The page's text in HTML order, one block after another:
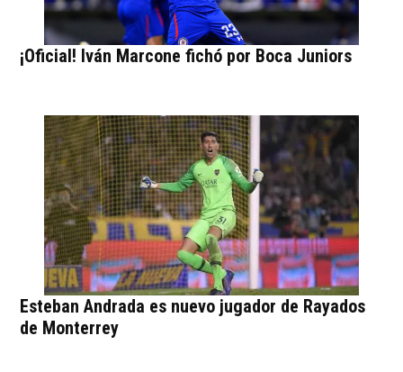
¡Oficial! Iván Marcone fichó por Boca Juniors
Esteban Andrada es nuevo jugador de Rayados
de Monterrey